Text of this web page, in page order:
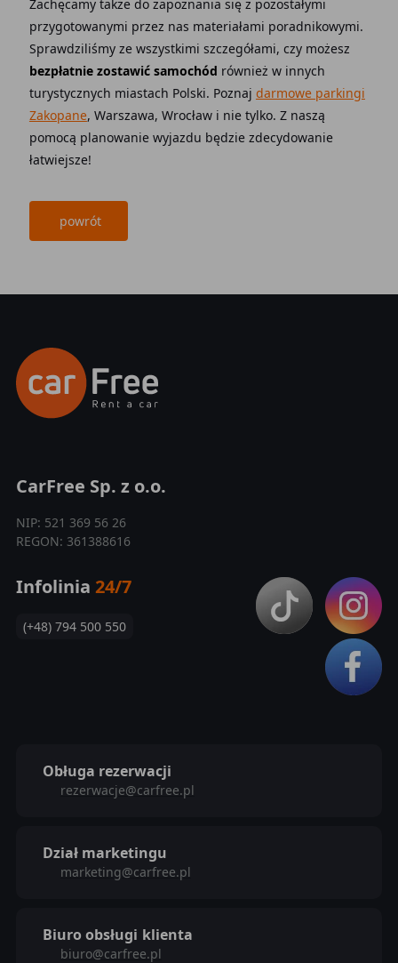
Zachęcamy także do zapoznania się z pozostałymi
przygotowanymi przez nas materiałami poradnikowymi.
Sprawdziliśmy ze wszystkimi szczegółami, czy możesz
bezpłatnie zostawić samochód również w innych
turystycznych miastach Polski. Poznaj darmowe parkingi
Zakopane, Warszawa, Wrocław i nie tylko. Z naszą
pomocą planowanie wyjazdu będzie zdecydowanie
łatwiejsze!
powrót
CarFree Sp. z o.o.
NIP: 521 369 56 26
REGON: 361388616
Infolinia 24/7
(+48) 794 500 550
Obługa rezerwacji
rezerwacje@carfree.pl
Dział marketingu
marketing@carfree.pl
Biuro obsługi klienta
biuro@carfree.pl